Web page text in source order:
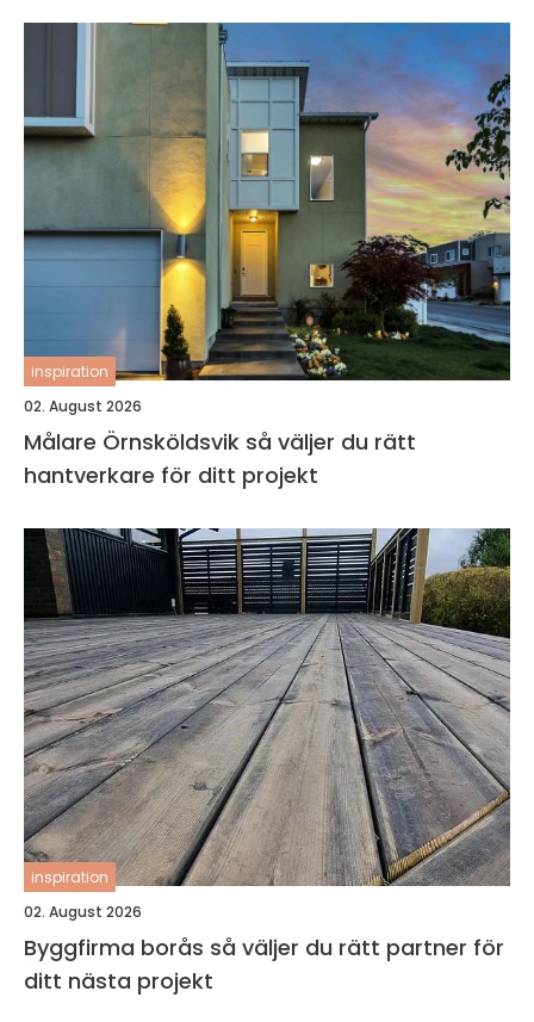
inspiration
02. August 2026
Målare Örnsköldsvik så väljer du rätt
hantverkare för ditt projekt
inspiration
02. August 2026
Byggfirma borås så väljer du rätt partner för
ditt nästa projekt